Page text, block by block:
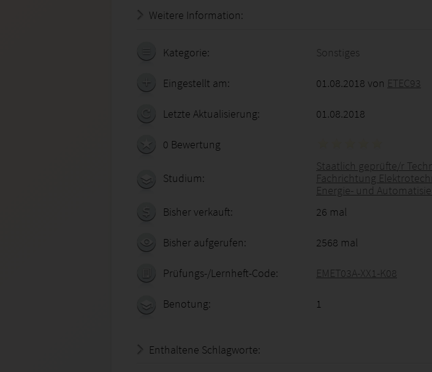
Weitere Information:
Kategorie: Sonstiges
Eingestellt am: 01.08.2018 von ETEC93
Letzte Aktualisierung: 01.08.2018
0 Bewertung
Studium:
Staatlich geprüfte/r
Fachrichtung
Energie- und
Bisher verkauft:
26 mal
Bisher aufgerufen: 2568 mal
Prüfungs-/Lernheft-Code: EMET03A-XX1-K08
Benotung: 1
Enthaltene Schlagworte: